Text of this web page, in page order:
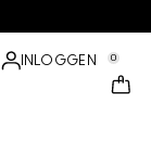
INLOGGEN 0